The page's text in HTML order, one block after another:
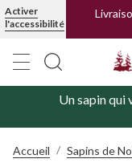
Activer
l'accessibilité
Un sapin qui
Accueil Sapins de